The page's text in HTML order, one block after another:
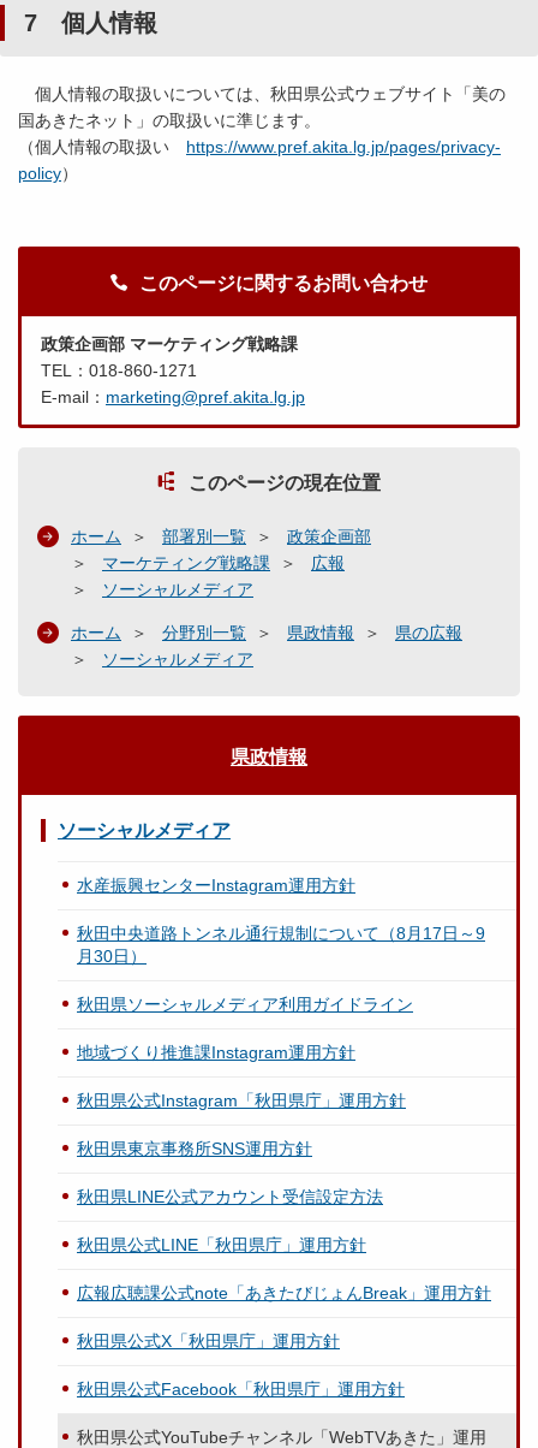
7 個人情報
個人情報の取扱いについては、秋田県公式ウェブサイト「美の
国あきたネット」の取扱いに準じます。
（個人情報の取扱い https://www.pref.akita.lg.jp/pages/privacy-
policy）
このページに関するお問い合わせ
政策企画部 マーケティング戦略課
TEL：018-860-1271
E-mail： marketing@pref.akita.lg.jp
このページの現在位置
ホーム 部署別一覧
政策企画部
マーケティング戦略課
広報
ソーシャルメディア
ホーム 分野別一覧 県政情報
県の広報
ソーシャルメディア
県政情報
ソーシャルメディア
水産振興センターInstagram運用方針
秋田中央道路トンネル通行規制について（8月17日～9
月30日）
秋田県ソーシャルメディア利用ガイドライン
地域づくり推進課Instagram運用方針
秋田県公式Instagram「秋田県庁」運用方針
秋田県東京事務所SNS運用方針
秋田県LINE公式アカウント受信設定方法
秋田県公式LINE「秋田県庁」運用方針
広報広聴課公式note「あきたびじょんBreak」運用方針
秋田県公式X「秋田県庁」運用方針
秋田県公式Facebook「秋田県庁」運用方針
秋田県公式YouTubeチャンネル「WebTVあきた」運用